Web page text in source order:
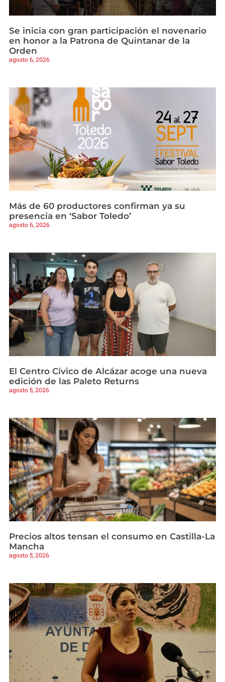
Se inicia con gran participación el novenario
en honor a la Patrona de Quintanar de la
Orden
agosto 6, 2026
Más de 60 productores confirman ya su
presencia en ‘Sabor Toledo’
agosto 6, 2026
El Centro Cívico de Alcázar acoge una nueva
edición de las Paleto Returns
agosto 5, 2026
Precios altos tensan el consumo en Castilla-La
Mancha
agosto 5, 2026